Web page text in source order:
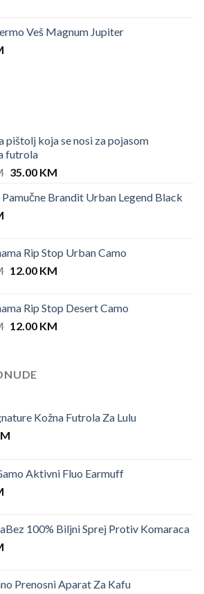
Veš Magnum Jupiter
pištolj koja se nosi za pojasom
futrola
Original
was:
35.00 KMCurrent
is:
Brandit Urban Legend Black
Rip Stop Urban Camo
Original
25.00 KM.
12.00 KMCurrent
12.00 KM.
Rip Stop Desert Camo
Original
25.00 KM.
12.00 KMCurrent
Kožna Futrola Za Lulu
Aktivni Fluo Earmuff
100% Biljni Sprej Protiv Komaraca
Prenosni Aparat Za Kafu